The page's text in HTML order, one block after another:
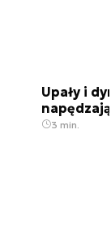
Upały i
3 min.